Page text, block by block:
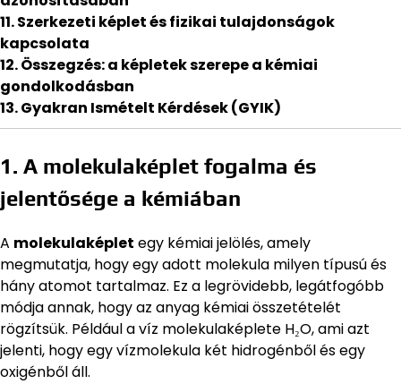
11. Szerkezeti képlet és fizikai tulajdonságok
kapcsolata
12. Összegzés: a képletek szerepe a kémiai
gondolkodásban
13. Gyakran Ismételt Kérdések (GYIK)
1. A molekulaképlet fogalma és
jelentősége a kémiában
A molekulaképlet egy kémiai jelölés, amely
megmutatja, hogy egy adott molekula milyen típusú és
hány atomot tartalmaz. Ez a legrövidebb, legátfogóbb
módja annak, hogy az anyag kémiai összetételét
rögzítsük. Például a víz molekulaképlete H₂O, ami azt
jelenti, hogy egy vízmolekula két hidrogénből és egy
oxigénből áll.